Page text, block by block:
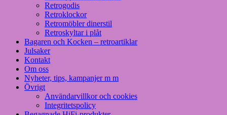
Retrogodis
Retroklockor
Retromöbler dinerstil
Retroskyltar i plåt
Bagaren och Kocken – retroartiklar
Julsaker
Kontakt
Om oss
Nyheter, tips, kampanjer m m
Övrigt
Användarvillkor och cookies
Integritetspolicy